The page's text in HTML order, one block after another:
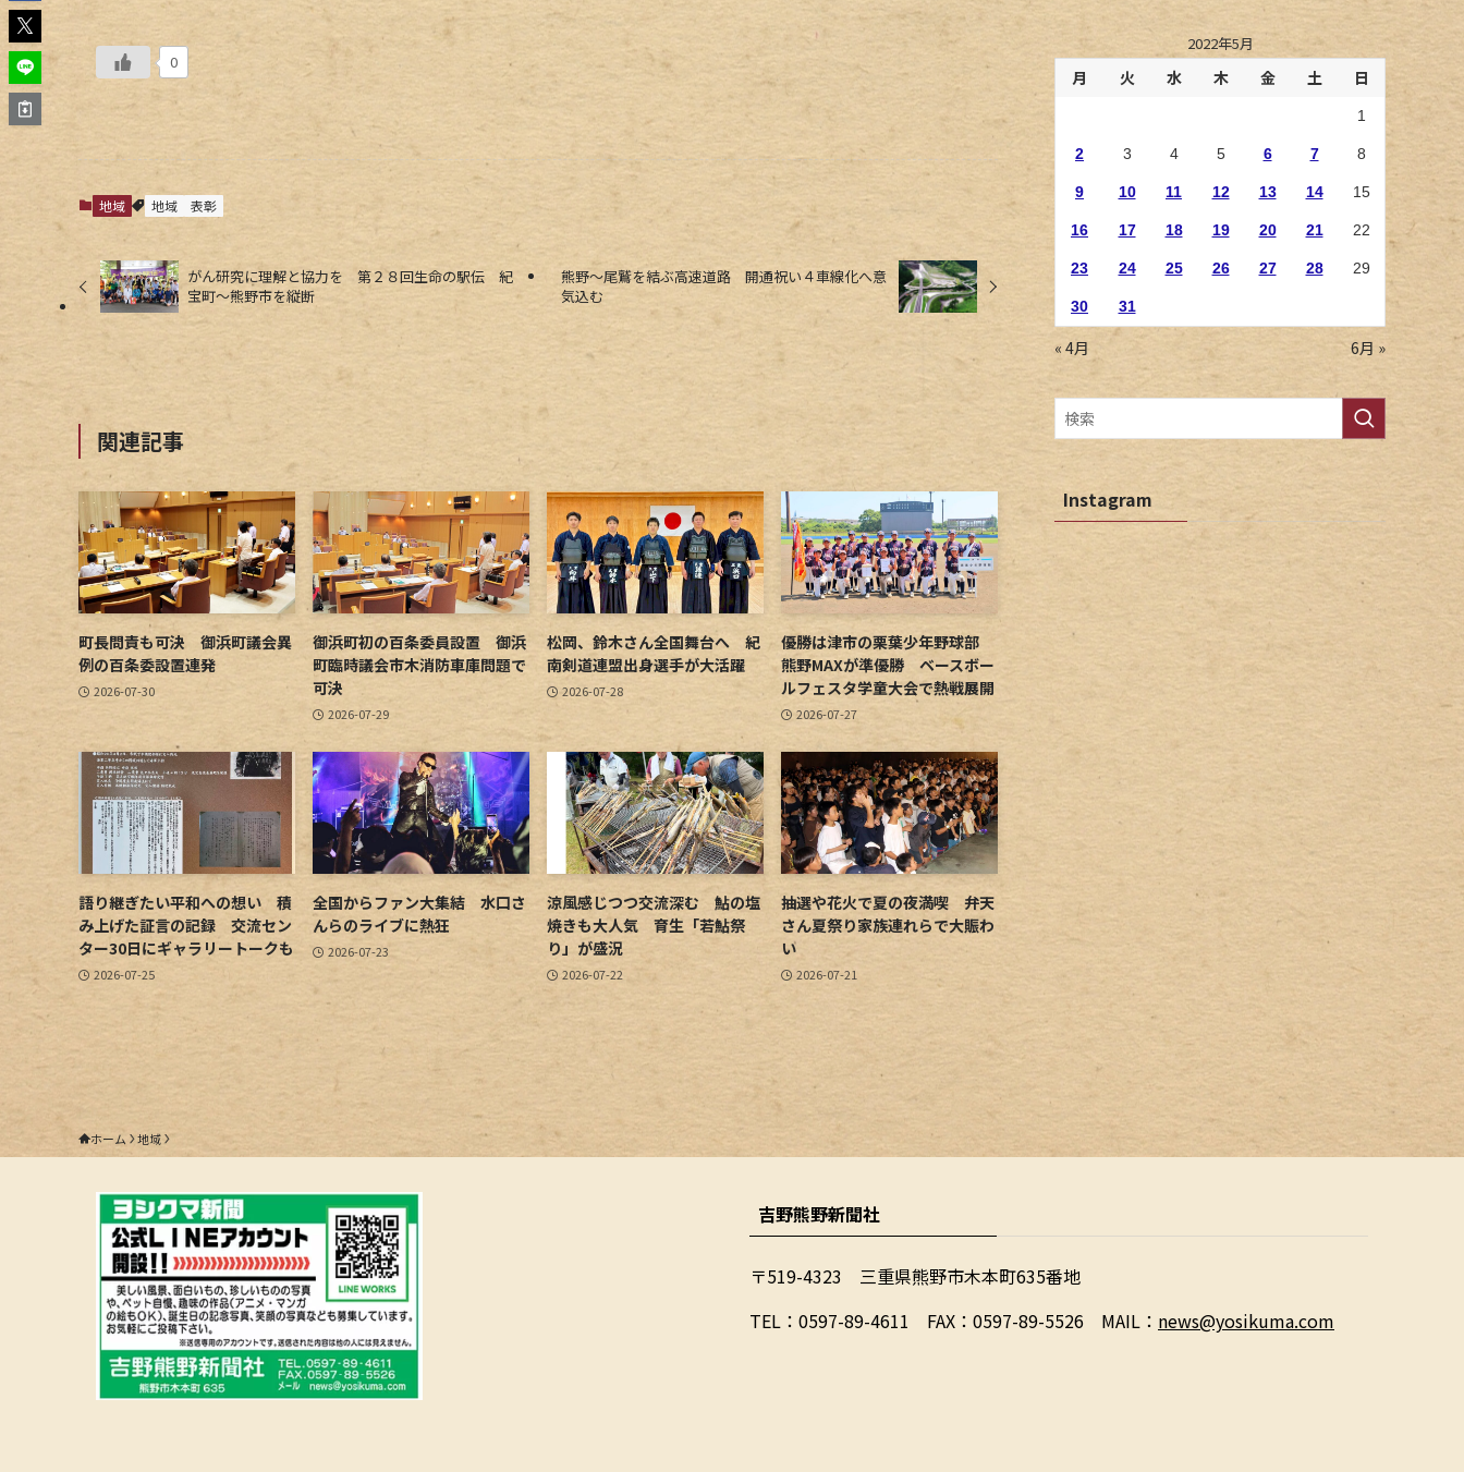
0
地域 地域 表彰
がん研究に理解と協力を 第２８回生命の駅伝 紀
宝町～熊野市を縦断
熊野～尾鷲を結ぶ高速道路 開通祝い４車線化へ意
気込む
関連記事
町長問責も可決 御浜町議会異
例の百条委設置連発
2026-07-30
御浜町初の百条委員設置 御浜
町臨時議会市木消防車庫問題で
可決
2026-07-29
松岡、鈴木さん全国舞台へ 紀
南剣道連盟出身選手が大活躍
2026-07-28
優勝は津市の栗葉少年野球部
熊野MAXが準優勝 ベースボー
ルフェスタ学童大会で熱戦展開
2026-07-27
語り継ぎたい平和への想い 積
み上げた証言の記録 交流セン
ター30日にギャラリートークも
2026-07-25
全国からファン大集結 水口さ
んらのライブに熱狂
2026-07-23
涼風感じつつ交流深む 鮎の塩
焼きも大人気 育生「若鮎祭
り」が盛況
2026-07-22
抽選や花火で夏の夜満喫 弁天
さん夏祭り家族連れらで大賑わ
い
2026-07-21
2022年5月
月 火 水 木 金 土 日
1
2 3 4 5 6 7 8
9 10 11 12 13 14 15
16 17 18 19 20 21 22
23 24 25 26 27 28 29
30 31
« 4月 6月 »
Instagram
ホーム 地域
吉野熊野新聞社
〒519-4323 三重県熊野市木本町635番地
​TEL：0597-89-4611 FAX：0597-89-5526 MAIL： news@yosikuma.com